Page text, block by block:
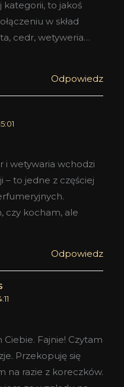
kategorii, to jakoś
w skład
cedr, wetyweria…
Odpowiedz
i wetywaria wchodzi
– to jedne z częściej
czy kocham, ale
Odpowiedz
Fajnie! Czytam
Przekopuję się
na razie z koreczków.